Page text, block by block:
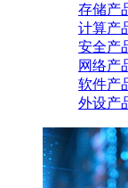
存储产
计算产
安全产
网络产
软件产
外设产